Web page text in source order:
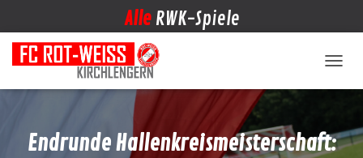
Alle RWK-Spiele
Endrunde Hallenkreismeisterschaft: